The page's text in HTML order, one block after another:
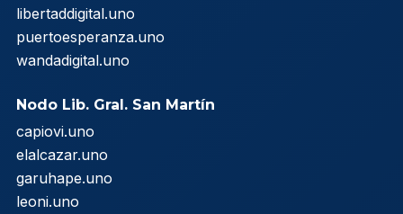
libertaddigital.uno
puertoesperanza.uno
wandadigital.uno
Nodo Lib. Gral. San Martín
capiovi.uno
elalcazar.uno
garuhape.uno
leoni.uno